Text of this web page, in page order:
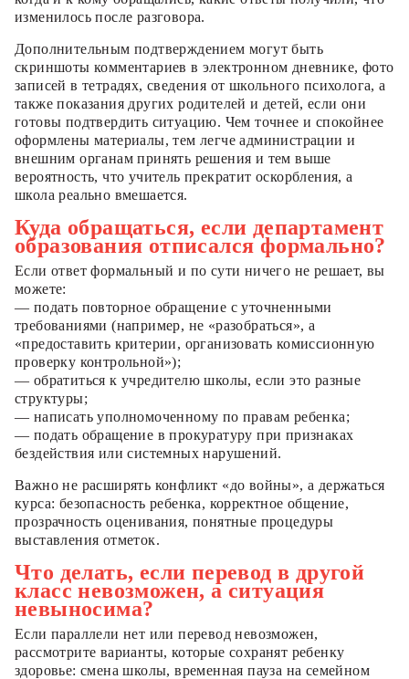
изменилось после разговора.
Дополнительным подтверждением могут быть
скриншоты комментариев в электронном дневнике, фото
записей в тетрадях, сведения от школьного психолога, а
также показания других родителей и детей, если они
готовы подтвердить ситуацию. Чем точнее и спокойнее
оформлены материалы, тем легче администрации и
внешним органам принять решения и тем выше
вероятность, что учитель прекратит оскорбления, а
школа реально вмешается.
Куда обращаться, если департамент
образования отписался формально?
Если ответ формальный и по сути ничего не решает, вы
можете:
— подать повторное обращение с уточненными
требованиями (например, не «разобраться», а
«предоставить критерии, организовать комиссионную
проверку контрольной»);
— обратиться к учредителю школы, если это разные
структуры;
— написать уполномоченному по правам ребенка;
— подать обращение в прокуратуру при признаках
бездействия или системных нарушений.
Важно не расширять конфликт «до войны», а держаться
курса: безопасность ребенка, корректное общение,
прозрачность оценивания, понятные процедуры
выставления отметок.
Что делать, если перевод в другой
класс невозможен, а ситуация
невыносима?
Если параллели нет или перевод невозможен,
рассмотрите варианты, которые сохранят ребенку
здоровье: смена школы, временная пауза на семейном